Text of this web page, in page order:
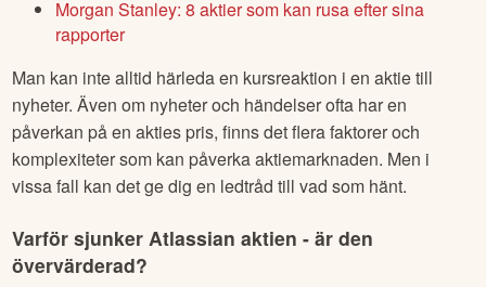
Morgan Stanley: 8 aktier som kan rusa efter sina
rapporter
Man kan inte alltid härleda en kursreaktion i en aktie till
nyheter. Även om nyheter och händelser ofta har en
påverkan på en akties pris, finns det flera faktorer och
komplexiteter som kan påverka aktiemarknaden. Men i
vissa fall kan det ge dig en ledtråd till vad som hänt.
Varför sjunkerAtlassian aktien - är den
övervärderad?